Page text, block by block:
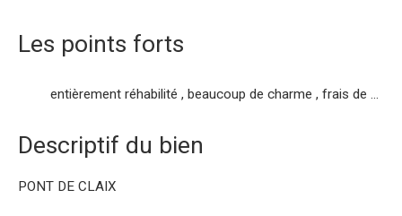
Les points forts
entièrement réhabilité , beaucoup de charme , frais de notaire reduit
Descriptif du bien
PONT DE CLAIX